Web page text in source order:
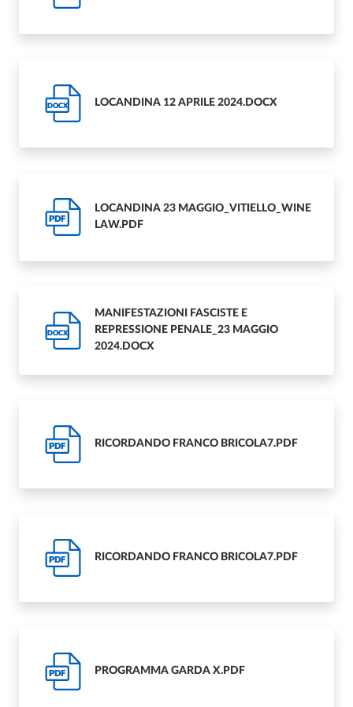
DOCX LOCANDINA 12 APRILE 2024.DOCX
PDF
LOCANDINA 23 MAGGIO_VITIELLO_WINE
LAW.PDF
DOCX
MANIFESTAZIONI FASCISTE E
REPRESSIONE PENALE_23 MAGGIO
2024.DOCX
PDF RICORDANDO FRANCO BRICOLA7.PDF
PDF RICORDANDO FRANCO BRICOLA7.PDF
PDF PROGRAMMA GARDA X.PDF